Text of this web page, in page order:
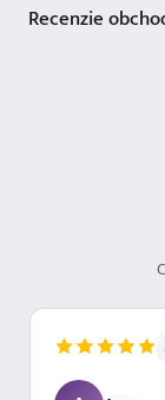
Recenzie